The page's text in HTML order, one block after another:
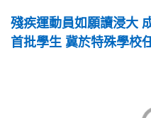
殘疾運動員如願讀浸大
首批學生 冀於特殊學校